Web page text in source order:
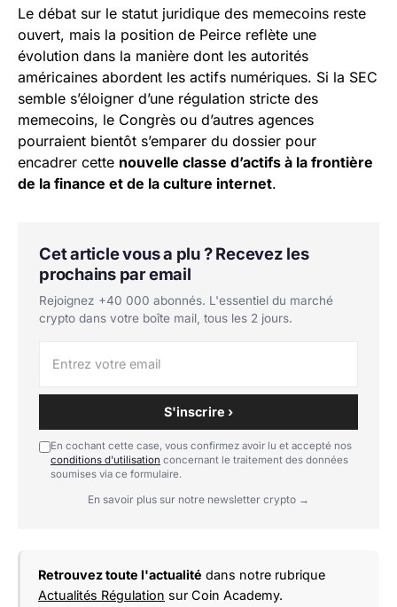
Le débat sur le statut juridique des memecoins reste
ouvert, mais la position de Peirce reflète une
évolution dans la manière dont les autorités
américaines abordent les actifs numériques. Si la SEC
semble s’éloigner d’une régulation stricte des
memecoins, le Congrès ou d’autres agences
pourraient bientôt s’emparer du dossier pour
encadrer cette nouvelle classe d’actifs à la frontière
de la finance et de la culture internet.
Cet article vous a plu ? Recevez les
prochains par email
Rejoignez +40 000 abonnés. L'essentiel du marché
crypto dans votre boîte mail, tous les 2 jours.
S'inscrire ›
En cochant cette case, vous confirmez avoir lu et accepté nos
conditions d'utilisation concernant le traitement des données
soumises via ce formulaire.
En savoir plus sur notre newsletter crypto →
Retrouvez toute l'actualité dans notre rubrique
Actualités Régulation sur Coin Academy.